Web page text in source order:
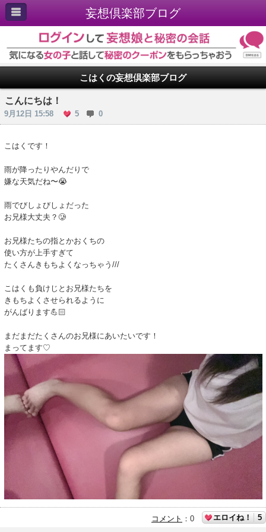
妄想倶楽部ブログ
こはくの妄想倶楽部ブログ
こんにちは！
9月12日 15:58 5 0
こはくです！
雨が降ったりやんだりで
嫌な天気だね〜😭
雨でびしょびしょだった
お兄様大丈夫？🥲
お兄様たちの指とかおくちの
使い方が上手すぎて
たくさんきもちよくなっちゃう///
こはくも負けじとお兄様たちを
きもちよくさせられるように
がんばります💪🏻
まだまだたくさんのお兄様にあいたいです！
まってます♡
コメント ： 0 エロイね！ 5